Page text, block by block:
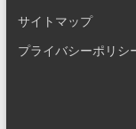
サイトマップ
プライバシーポリシ